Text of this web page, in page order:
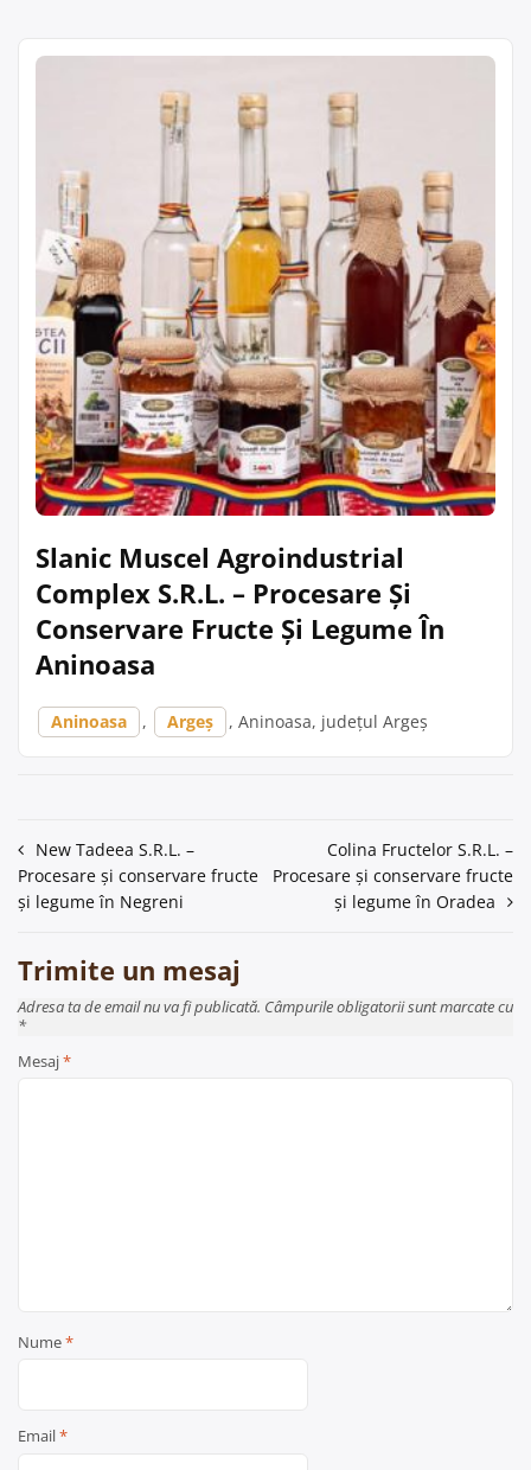
Slanic Muscel Agroindustrial
Complex S.R.L. – Procesare Și
Conservare Fructe Și Legume În
Aninoasa
Aninoasa , Argeș , Aninoasa, județul Argeș
Navigare
în
New Tadeea S.R.L. –
Procesare și conservare fructe
și legume în Negreni
Colina Fructelor S.R.L. –
Procesare și conservare fructe
și legume în Oradea
Trimite un mesaj
Adresa ta de email nu va fi publicată. Câmpurile obligatorii sunt marcate cu
*
Mesaj*
Nume*
Email*